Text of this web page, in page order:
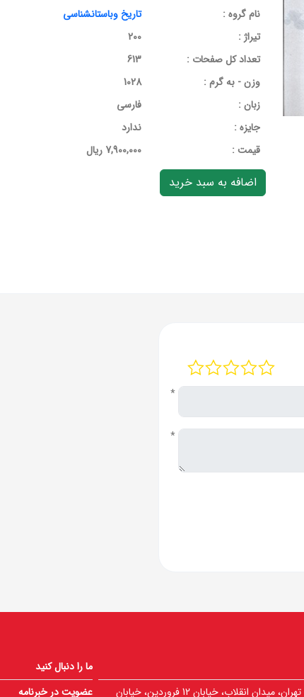
نام گروه :
تاریخ وباستانشناسی
تیراژ :
200
تعداد کل صفحات :
613
وزن - به گرم :
1028
زبان :
فارسی
جایزه :
ندارد
قيمت :
7,900,000 ریال
*
*
تهران، میدان انقلاب، خیابان 12 فروردین، خیابان
ما را دنبال کنید
عضویت در خبرنامه